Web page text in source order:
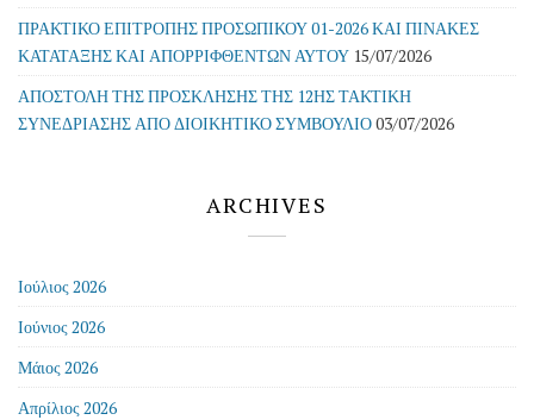
ΠΡΑΚΤΙΚΟ ΕΠΙΤΡΟΠΗΣ ΠΡΟΣΩΠΙΚΟΥ 01-2026 ΚΑΙ ΠΙΝΑΚΕΣ
ΚΑΤΑΤΑΞΗΣ ΚΑΙ ΑΠΟΡΡΙΦΘΕΝΤΩΝ ΑΥΤΟΥ 15/07/2026
ΑΠΟΣΤΟΛΗ ΤΗΣ ΠΡΟΣΚΛΗΣΗΣ ΤΗΣ 12ΗΣ ΤΑΚΤΙΚΗ
ΣΥΝΕΔΡΙΑΣΗΣ ΑΠΟ ΔΙΟΙΚΗΤΙΚΟ ΣΥΜΒΟΥΛΙΟ03/07/2026
ARCHIVES
Ιούλιος 2026
Ιούνιος 2026
Μάιος 2026
Απρίλιος 2026